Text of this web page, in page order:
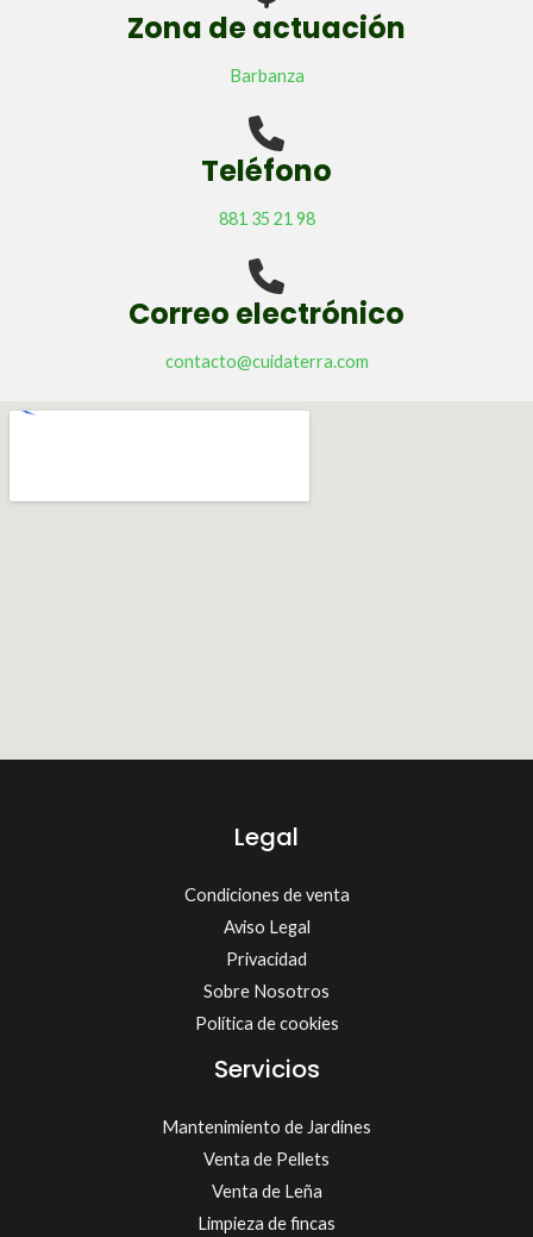
Zona de actuación
Barbanza
Teléfono
881 35 21 98
Correo electrónico
contacto@cuidaterra.com
Legal
Condiciones de venta
Aviso Legal
Privacidad
Sobre Nosotros
Política de cookies
Servicios
Mantenimiento de Jardines
Venta de Pellets
Venta de Leña
Limpieza de fincas